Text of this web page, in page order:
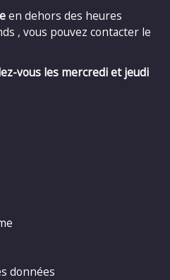
en dehors des heures
, vous pouvez contacter le
vous les mercredi et jeudi
données